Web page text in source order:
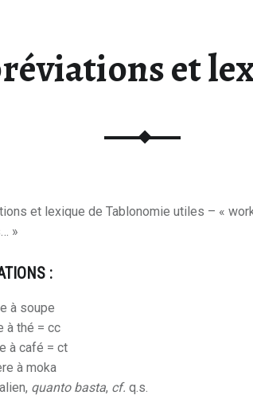
et
et lexique de Tablonomie utiles – «
»
:
à soupe
à thé = cc
à café = ct
à moka
quanto basta, cf. q.s.